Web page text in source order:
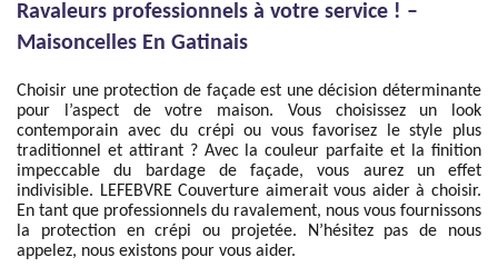
Ravaleurs professionnels à votre service ! –
Maisoncelles En Gatinais
Choisir une protection de façade est une décision déterminante
pour l’aspect de votre maison. Vous choisissez un look
contemporain avec du crépi ou vous favorisez le style plus
traditionnel et attirant ? Avec la couleur parfaite et la finition
impeccable du bardage de façade, vous aurez un effet
indivisible. LEFEBVRE Couverture aimerait vous aider à choisir.
En tant que professionnels du ravalement, nous vous fournissons
la protection en crépi ou projetée. N’hésitez pas de nous
appelez, nous existons pour vous aider.